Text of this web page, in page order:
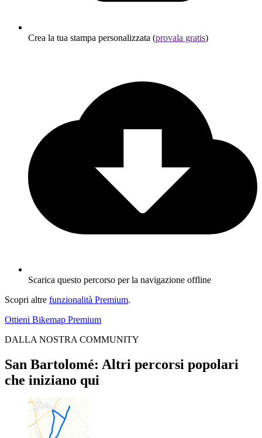
Crea la tua stampa personalizzata (provala gratis)
Scarica questo percorso per la navigazione offline
Scopri altre funzionalità Premium.
Ottieni Bikemap Premium
DALLA NOSTRA COMMUNITY
San Bartolomé: Altri percorsi popolari
che iniziano qui